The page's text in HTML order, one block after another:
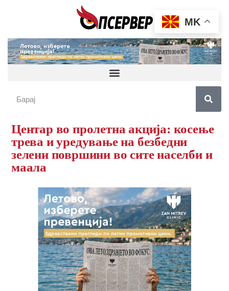
Центар во пролетна акција: косење
трева и уредување на безбедни
зелени површини во сите населби и
маала
MK